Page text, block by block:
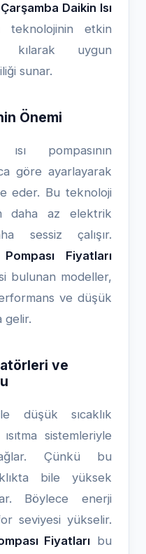
Çarşamba Daikin Isı
etkin
kılarak uygun
sunar.
Önemi
pompasının
göre ayarlayarak
eder. Bu teknoloji
daha az elektrik
sessiz çalışır.
Fiyatları
bulunan modeller,
ve düşük
gelir.
ve
düşük sıcaklık
sistemleriyle
Çünkü bu
bile yüksek
Böylece enerji
seviyesi yükselir.
Fiyatları bu